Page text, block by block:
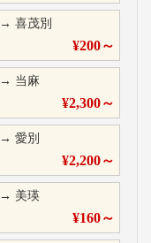
→喜茂別
¥200～
→ 当麻
¥2,300～
→愛別
¥2,200～
→ 美瑛
¥160～